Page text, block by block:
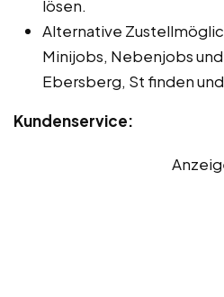
lösen.
Alternative
Minijobs, Nebenjobs
Ebersberg, St finden
Kundenservice: